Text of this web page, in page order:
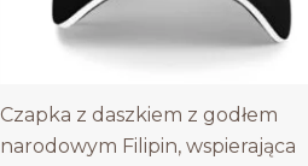
Czapka z daszkiem z godłem
narodowym Filipin, wspierająca